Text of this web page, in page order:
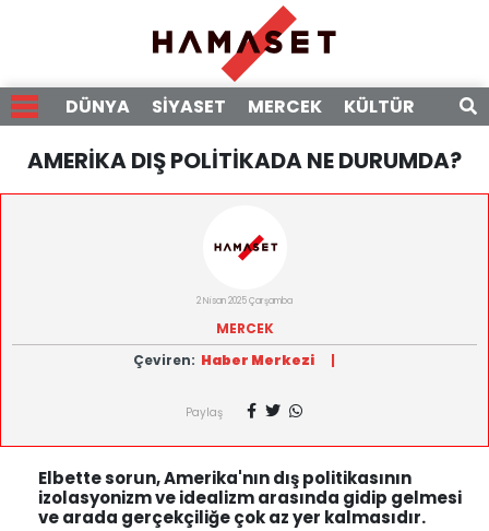
DÜNYA SİYASET MERCEK KÜLTÜR
AMERİKA DIŞ POLİTİKADA NE DURUMDA?
2 Nisan 2025 Çarşamba
MERCEK
Çeviren: Haber Merkezi |
Paylaş
Elbette sorun, Amerika'nın dış politikasının
izolasyonizm ve idealizm arasında gidip gelmesi
ve arada gerçekçiliğe çok az yer kalmasıdır.